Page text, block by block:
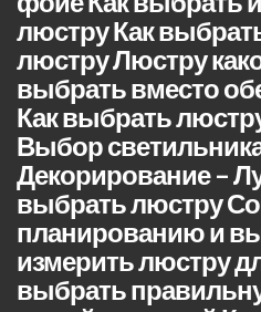
люстру Как
люстру Люстру
выбрать вместо
Как выбрать
Выбор
Декорирование –
выбрать люстру
планированию и
измерить люстру
выбрать